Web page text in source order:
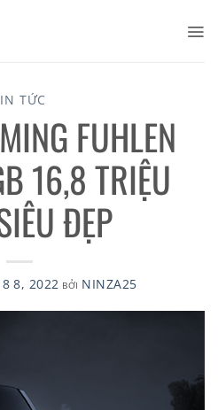
TỨC
FUHLEN
16,8 TRIỆU
ĐẸP
8, 2022 BỞI NINZA25